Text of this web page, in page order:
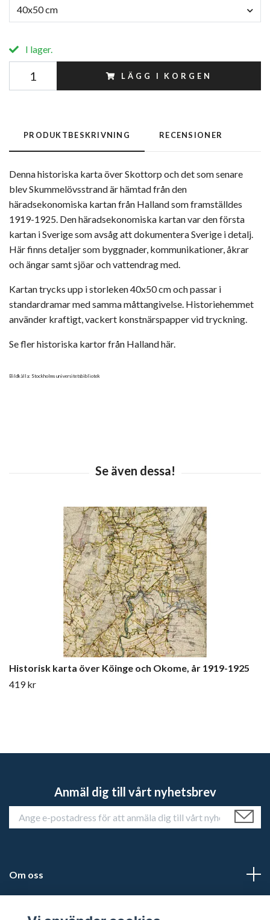
40x50 cm
I lager.
LÄGG I KORGEN
PRODUKTBESKRIVNING RECENSIONER
Denna historiska karta över Skottorp och det som senare
blev Skummelövsstrand är hämtad från den
häradsekonomiska kartan från Halland som framställdes
1919-1925. Den häradsekonomiska kartan var den första
kartan i Sverige som avsåg att dokumentera Sverige i detalj.
Här finns detaljer som byggnader, kommunikationer, åkrar
och ängar samt sjöar och vattendrag med.
Kartan trycks upp i storleken 40x50 cm och passar i
standardramar med samma måttangivelse. Historiehemmet
använder kraftigt, vackert konstnärspapper vid tryckning.
Se fler historiska kartor från Halland här.
Bildkälla: Stockholms universitetsbibliotek
Historisk karta över Köinge och Okome, år 1919-1925
419 kr
Anmäl dig till vårt nyhetsbrev
Om oss